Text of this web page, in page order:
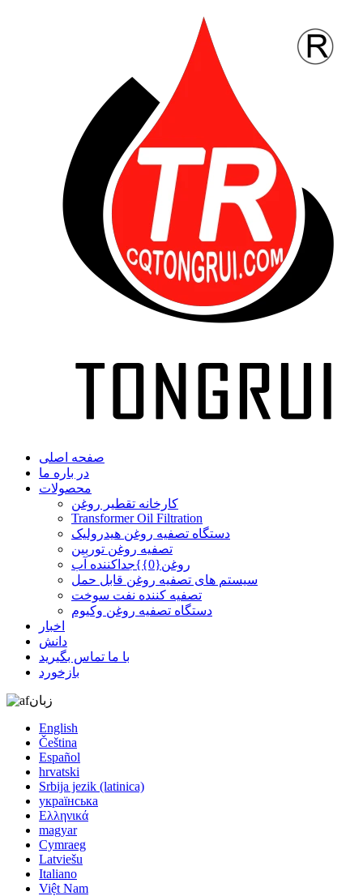
صفحه اصلی
در باره ما
محصولات
کارخانه تقطیر روغن
Transformer Oil Filtration
دستگاه تصفیه روغن هیدرولیک
تصفیه روغن توربین
روغن{0}}جداکننده آب
سیستم های تصفیه روغن قابل حمل
تصفیه کننده نفت سوخت
دستگاه تصفیه روغن وکیوم
اخبار
دانش
با ما تماس بگیرید
بازخورد
زبان
English
Čeština
Español
hrvatski
Srbija jezik (latinica)
українська
Ελληνικά
magyar
Cymraeg
Latviešu
Italiano
Việt Nam